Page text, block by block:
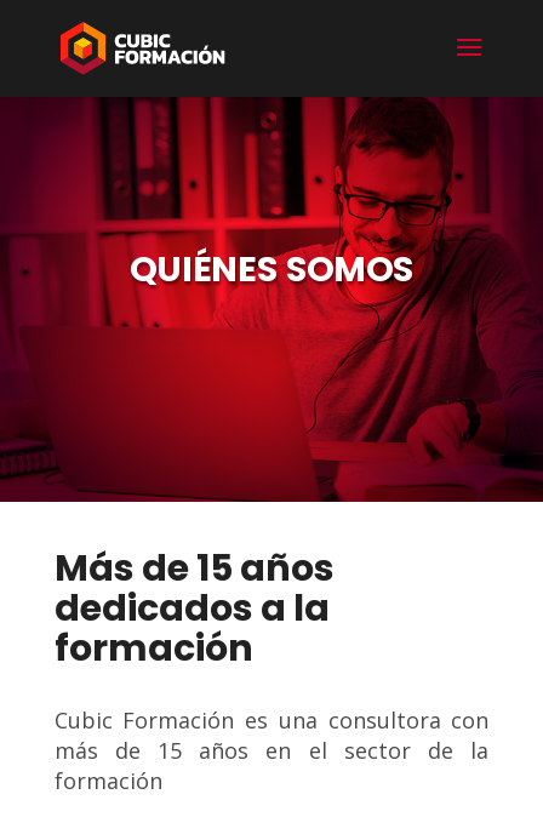
QUIÉNES SOMOS
Más de 15 años
dedicados a la
formación
Cubic Formación es una consultora con
más de 15 años en el sector de la
formación